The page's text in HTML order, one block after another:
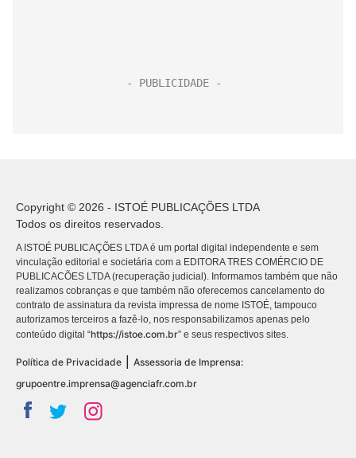
Copyright © 2026 - ISTOÉ PUBLICAÇÕES LTDA
Todos os direitos reservados.
A ISTOÉ PUBLICAÇÕES LTDA é um portal digital independente e sem
vinculação editorial e societária com a EDITORA TRES COMÉRCIO DE
PUBLICACÕES LTDA (recuperação judicial). Informamos também que não
realizamos cobranças e que também não oferecemos cancelamento do
contrato de assinatura da revista impressa de nome ISTOÉ, tampouco
autorizamos terceiros a fazê-lo, nos responsabilizamos apenas pelo
conteúdo digital “https://istoe.com.br” e seus respectivos sites.
Política de Privacidade
Assessoria de Imprensa:
grupoentre.imprensa@agenciafr.com.br